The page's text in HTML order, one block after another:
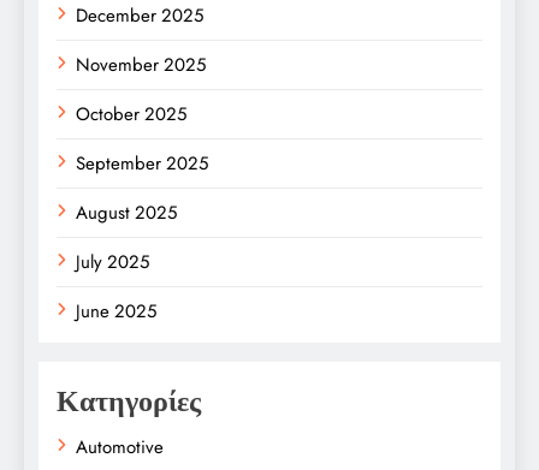
December 2025
November 2025
October 2025
September 2025
August 2025
July 2025
June 2025
Κατηγορίες
Automotive